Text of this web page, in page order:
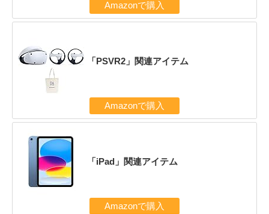
Amazonで購入
「PSVR2」関連アイテム
Amazonで購入
「iPad」関連アイテム
Amazonで購入